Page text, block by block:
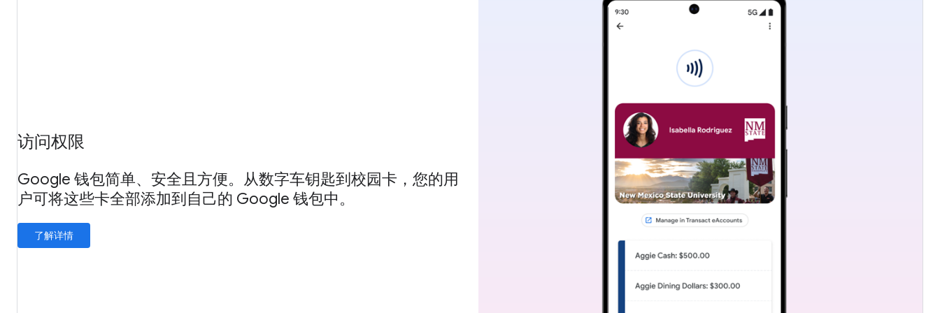
访问权限
Google 钱包简单、安全且方便。从数字车钥匙到校园卡，您的用
户可将这些卡全部添加到自己的 Google 钱包中。
了解详情